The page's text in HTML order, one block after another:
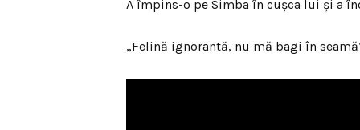
A împins-o pe Simba în cușca lui și a
„Felină ignorantă, nu mă bagi în